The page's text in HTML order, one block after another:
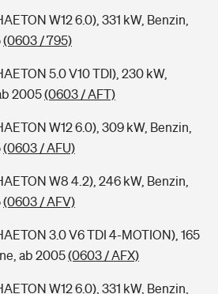
W12 6.0), 331 kW, Benzin,
(0603 / 795)
5.0 V10 TDI), 230 kW,
2005(0603 / AFT)
W12 6.0), 309 kW, Benzin,
(0603 / AFU)
W8 4.2), 246 kW, Benzin,
(0603 / AFV)
3.0 V6 TDI 4-MOTION), 165
ab 2005(0603 / AFX)
W12 6.0), 331 kW, Benzin,